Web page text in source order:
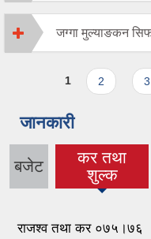
जग्गा मुल्याङकन
Pages
1 2 3
जानकारी
बजेट
कर तथा
शुल्क
(active tab)
राजश्व तथा कर ०७५।७६